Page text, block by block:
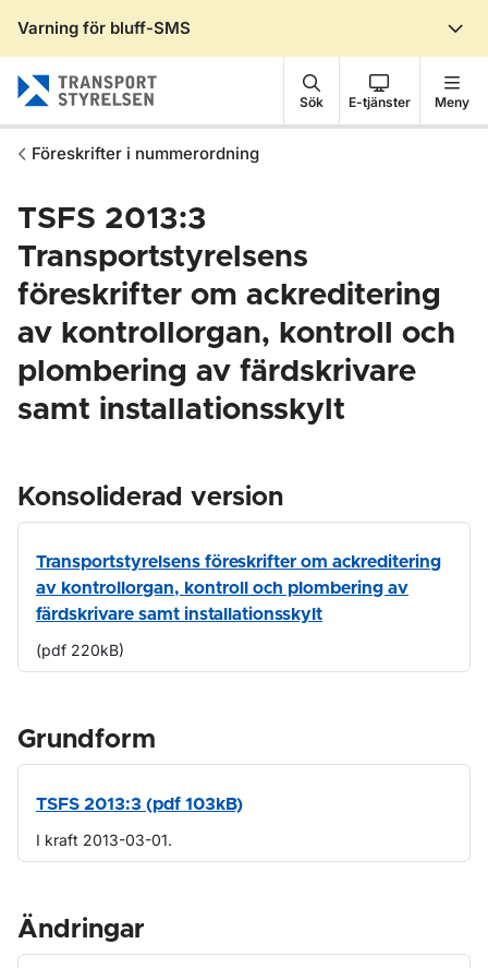
Varning för bluff-SMS
Sök E-tjänster Meny
Föreskrifter i nummerordning
TSFS 2013:3
Transportstyrelsens
föreskrifter om ackreditering
av kontrollorgan, kontroll och
plombering av färdskrivare
samt installationsskylt
Konsoliderad version
Transportstyrelsens föreskrifter om ackreditering
av kontrollorgan, kontroll och plombering av
färdskrivare samt installationsskylt
(pdf 220kB)
Grundform
TSFS 2013:3 (pdf 103kB)
I kraft 2013-03-01.
Ändringar